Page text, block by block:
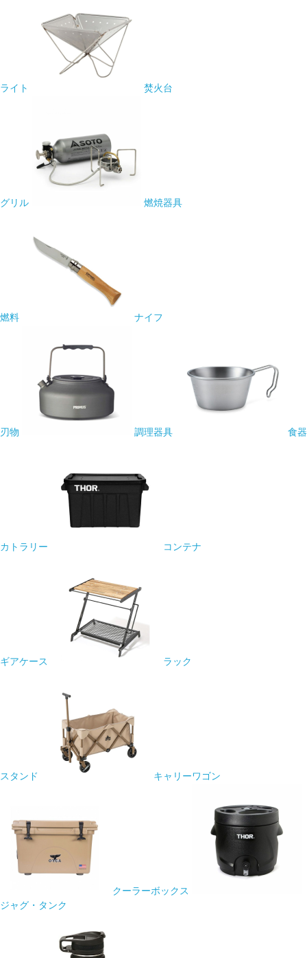
ライト 焚火台
グリル 燃焼器具
燃料 ナイフ
刃物 調理器具 食器
カトラリー コンテナ
ギアケース ラック
スタンド キャリーワゴン
クーラーボックス
ジャグ・タンク